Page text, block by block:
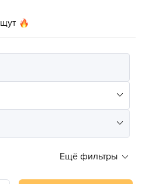
Ещё фильтры